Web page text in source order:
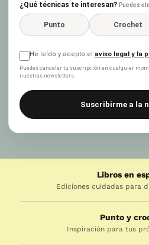
¿Qué técnicas te interesan? Puedes
Punto Crochet
He leído y acepto el aviso legal y la
Puedes cancelar tu suscripción en cualquier
nuestras newsletters.
Suscribirme a la
Libros en
Ediciones cuidadas para
Punto y
Inspiración para tus